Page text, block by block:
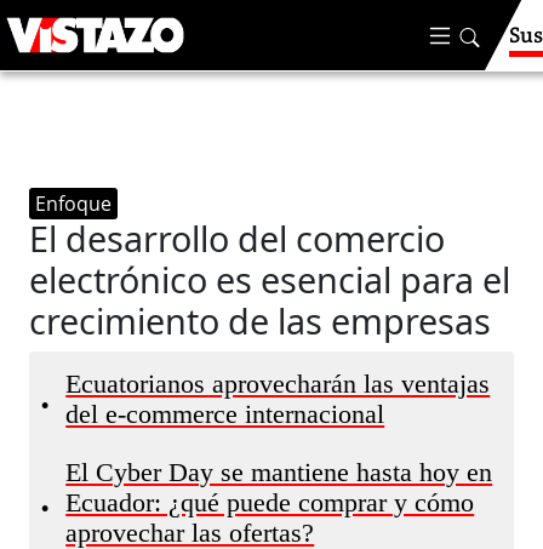
Enfoque
El desarrollo del comercio
electrónico es esencial para el
crecimiento de las empresas
•
Ecuatorianos aprovecharán las ventajas
del e-commerce internacional
•
El Cyber Day se mantiene hasta hoy en
Ecuador: ¿qué puede comprar y cómo
aprovechar las ofertas?